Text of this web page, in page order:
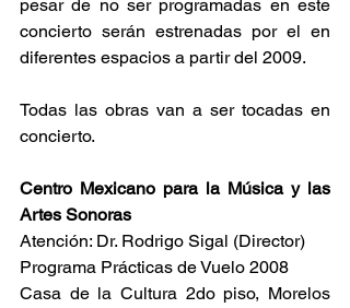
pesar de no ser programadas en este
concierto serán estrenadas por el en
diferentes espacios a partir del 2009.
Todas las obras van a ser tocadas en
concierto.
Centro Mexicano para la Música y las
Artes Sonoras
Atención: Dr. Rodrigo Sigal (Director)
Programa Prácticas de Vuelo 2008
Casa de la Cultura 2do piso, Morelos